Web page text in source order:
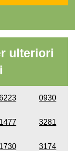
ulteriori
0930
1477 3281
1730 3174